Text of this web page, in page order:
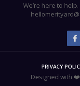
We’re here to
PRIVACY
Designed with